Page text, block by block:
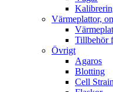
Värmeplattor,
Tillbehör
Övrigt
Agaros
Blotting
Cell